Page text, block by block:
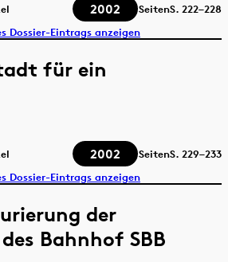
2002 SeitenS. 222–228
Dossier-Eintrags anzeigen
für ein
2002 SeitenS. 229–233
Dossier-Eintrags anzeigen
der
Bahnhof SBB